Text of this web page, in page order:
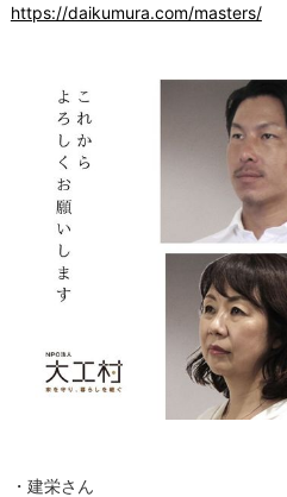
https://daikumura.com/masters/
・建栄さん